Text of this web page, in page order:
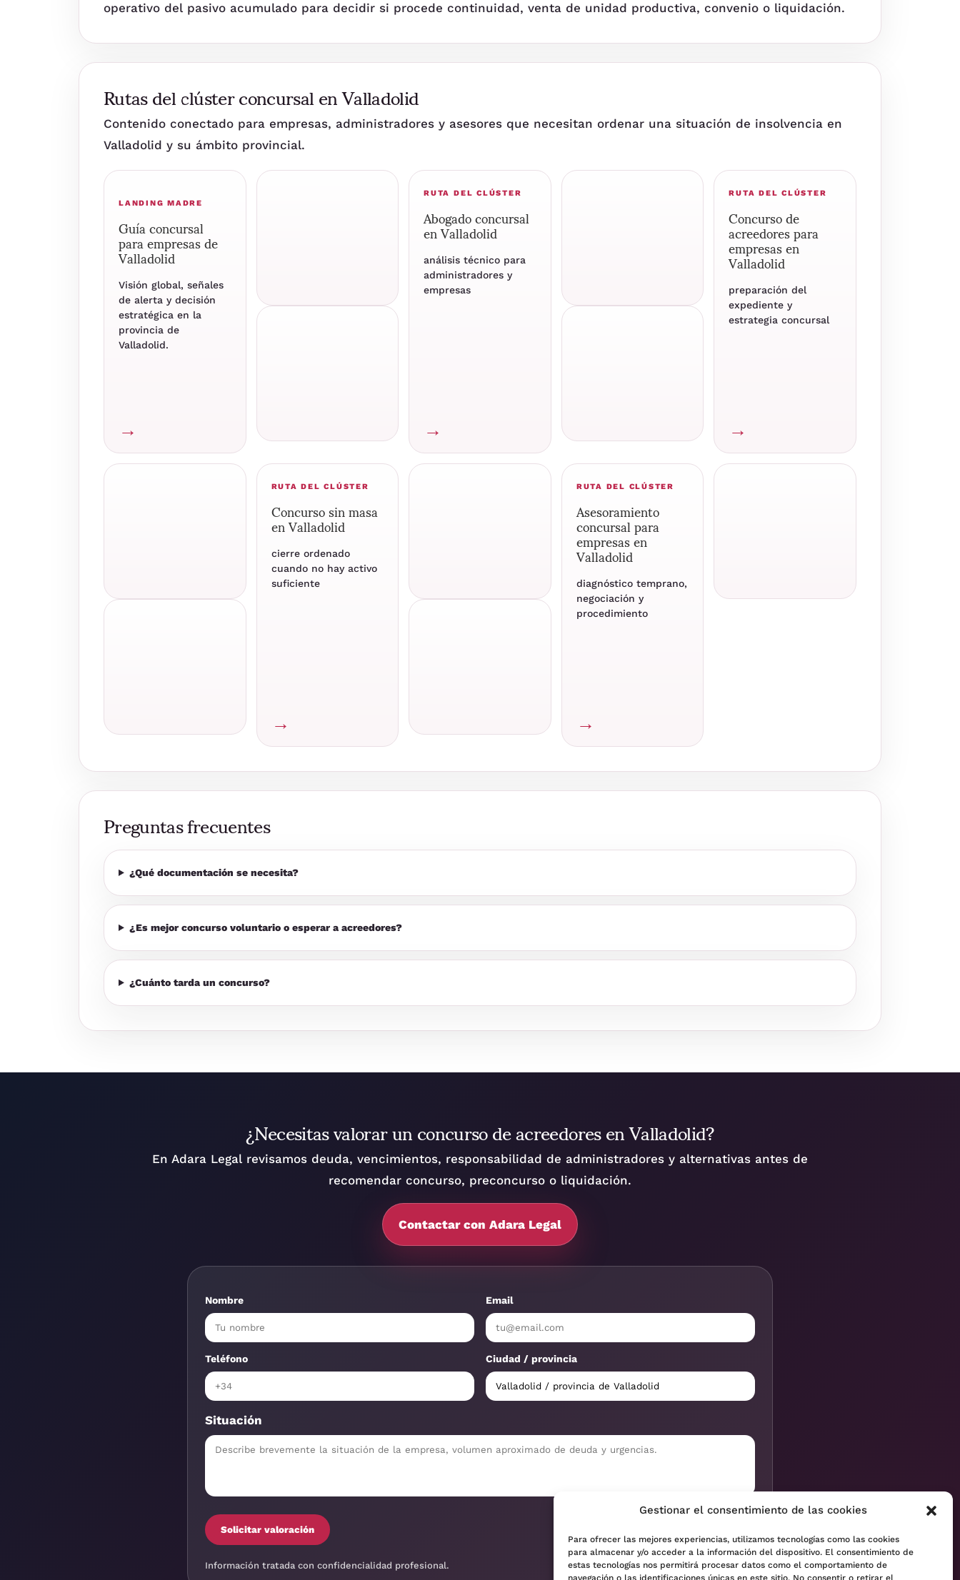
Gestionar el consentimiento de las cookies
Para ofrecer las mejores experiencias, utilizamos tecnologías como las cookies
para almacenar y/o acceder a la información del dispositivo. El consentimiento de
estas tecnologías nos permitirá procesar datos como el comportamiento de
navegación o las identificaciones únicas en este sitio. No consentir o retirar el
operativo del pasivo acumulado para decidir si procede continuidad, venta de unidad productiva, convenio o liquidación.
Rutas del clúster concursal en Valladolid
Contenido conectado para empresas, administradores y asesores que necesitan ordenar una situación de insolvencia en
Valladolid y su ámbito provincial.
LANDING MADRE
Guía concursal
para empresas de
Valladolid
Visión global, señales
de alerta y decisión
estratégica en la
provincia de
Valladolid.
→
RUTA DEL CLÚSTER
Abogado concursal
en Valladolid
análisis técnico para
administradores y
empresas
→
RUTA DEL CLÚSTER
Concurso de
acreedores para
empresas en
Valladolid
preparación del
expediente y
estrategia concursal
→
RUTA DEL CLÚSTER
Concurso sin masa
en Valladolid
cierre ordenado
cuando no hay activo
suficiente
→
RUTA DEL CLÚSTER
Asesoramiento
concursal para
empresas en
Valladolid
diagnóstico temprano,
negociación y
procedimiento
→
Preguntas frecuentes
¿Qué documentación se necesita?
¿Es mejor concurso voluntario o esperar a acreedores?
¿Cuánto tarda un concurso?
¿Necesitas valorar un concurso de acreedores en Valladolid?
En Adara Legal revisamos deuda, vencimientos, responsabilidad de administradores y alternativas antes de
recomendar concurso, preconcurso o liquidación.
Contactar con Adara Legal
Nombre Email
Teléfono Ciudad / provincia
Situación
Solicitar valoración
Información tratada con confidencialidad profesional.